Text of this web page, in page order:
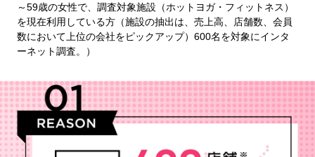
～59歳の女性で、調査対象施設（ホットヨガ・フィットネス）
を現在利用している方（施設の抽出は、売上高、店舗数、会員
数において上位の会社をピックアップ）600名を対象にインタ
ーネット調査。）